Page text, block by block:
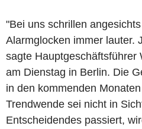
"Bei uns schrillen
Alarmglocken immer lauter.
sagte Hauptgeschäftsführer
am Dienstag in Berlin. Die
in den kommenden
Trendwende sei nicht in
Entscheidendes passiert,